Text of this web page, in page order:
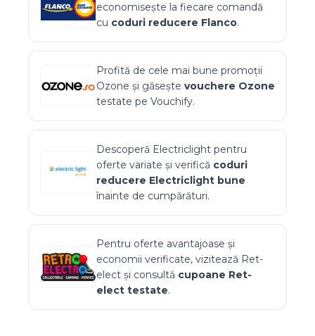
economisește la fiecare comandă
cu coduri reducere Flanco.
Profită de cele mai bune promoții
Ozone și găsește vouchere Ozone
testate pe Vouchify.
Descoperă Electriclight pentru
oferte variate și verifică coduri
reducere Electriclight bune
înainte de cumpărături.
Pentru oferte avantajoase și
economii verificate, vizitează Ret-
elect și consultă cupoane Ret-
elect testate.